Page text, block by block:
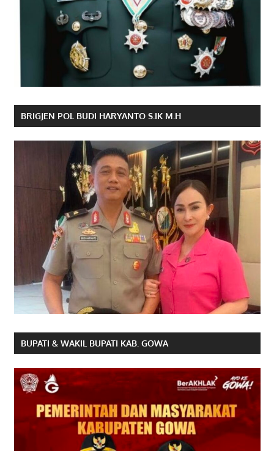
BRIGJEN POL BUDI HARYANTO S.IK M.H
BUPATI & WAKIL BUPATI KAB. GOWA